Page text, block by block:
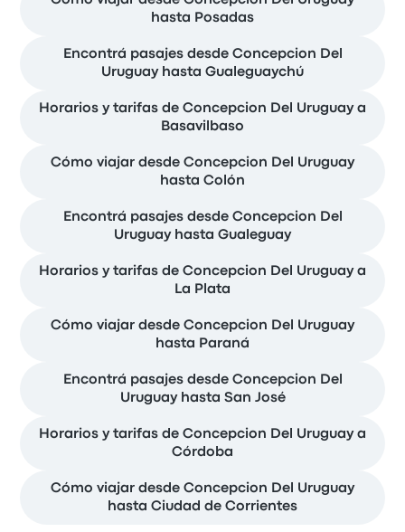
hasta Posadas
Encontrá pasajes desde Concepcion Del
Uruguay hasta Gualeguaychú
Horarios y tarifas de Concepcion Del Uruguay a
Basavilbaso
Cómo viajar desde Concepcion Del Uruguay
hasta Colón
Encontrá pasajes desde Concepcion Del
Uruguay hasta Gualeguay
Horarios y tarifas de Concepcion Del Uruguay a
La Plata
Cómo viajar desde Concepcion Del Uruguay
hasta Paraná
Encontrá pasajes desde Concepcion Del
Uruguay hasta San José
Horarios y tarifas de Concepcion Del Uruguay a
Córdoba
Cómo viajar desde Concepcion Del Uruguay
hasta Ciudad de Corrientes